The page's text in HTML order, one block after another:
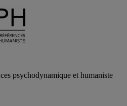
psychodynamique et humaniste